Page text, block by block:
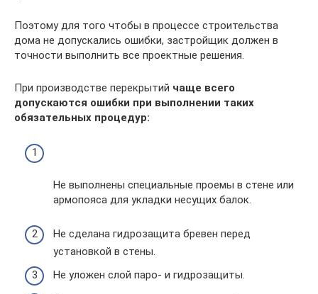
Поэтому для того чтобы в процессе строительства
дома не допускались ошибки, застройщик должен в
точности выполнить все проектные решения.
При производстве перекрытий чаще всего
допускаются ошибки при выполнении таких
обязательных процедур:
Не выполнены специальные проемы в стене или
армопояса для укладки несущих балок.
Не сделана гидрозащита бревен перед
установкой в стены.
Не уложен слой паро- и гидрозащиты.